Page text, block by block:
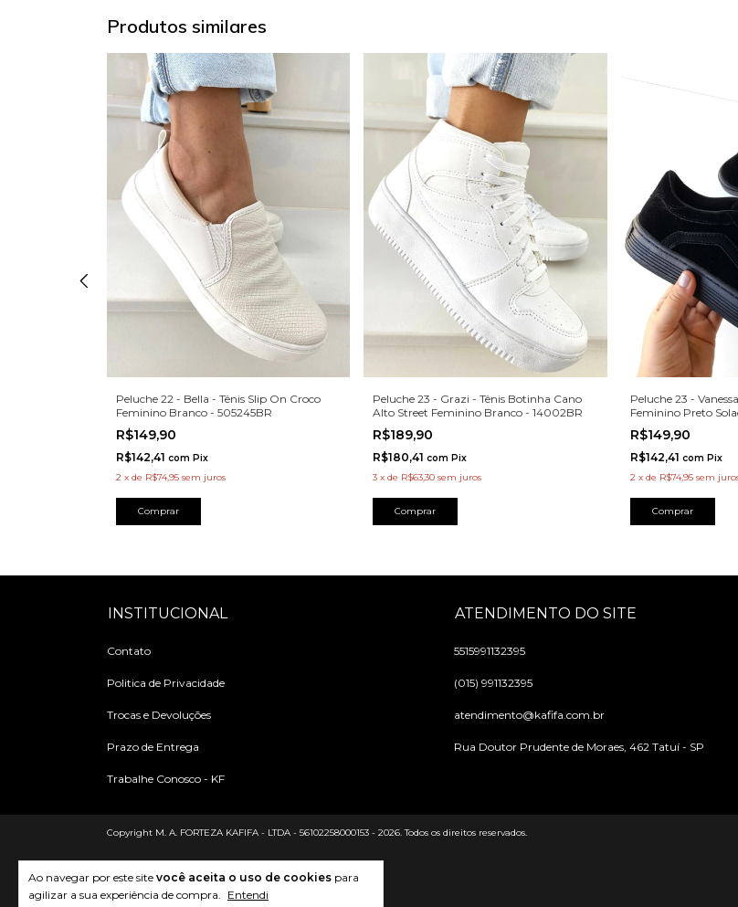
Ao navegar por este site você aceita o uso de cookies para
agilizar a sua experiência de compra. Entendi
Produtos similares
Peluche 22 - Bella - Tênis Slip On Croco
Feminino Branco - 505245BR
R$149,90
R$142,41 com Pix
2 x de R$74,95 sem juros
Comprar
Peluche 23 - Grazi - Tênis Botinha Cano
Alto Street Feminino Branco - 14002BR
R$189,90
R$180,41com Pix
3 xde R$63,30 sem juros
Comprar
Peluche 23 -
Feminino Preto
R$149,90
R$142,41 com Pix
2 x de R$74,95 sem
Comprar
INSTITUCIONAL
Contato
Politica de Privacidade
Trocas e Devoluções
Prazo de Entrega
Trabalhe Conosco - KF
ATENDIMENTO DO SITE
5515991132395
(015) 991132395
atendimento@kafifa.com.br
Rua Doutor Prudente de Moraes, 462 Tatuí - SP
Copyright M. A. FORTEZA KAFIFA - LTDA - 56102258000153 - 2026. Todos os direitos reservados.